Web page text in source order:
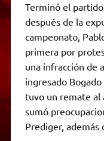
Terminó el
después de la
campeonato,
primera por
una infracción de
ingresado
tuvo un remate al
sumó
Prediger, además